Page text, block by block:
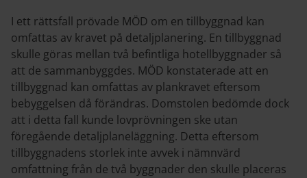
I ett rättsfall prövade MÖD om en tillbyggnad kan
omfattas av kravet på detaljplanering. En tillbyggnad
skulle göras mellan två befintliga hotellbyggnader så
att de sammanbyggdes. MÖD konstaterade att en
tillbyggnad kan omfattas av plankravet eftersom
bebyggelsen då förändras. Domstolen bedömde dock
att i detta fall kunde lovprövningen ske utan
föregående detaljplaneläggning. Detta eftersom
tillbyggnadens storlek inte avvek i nämnvärd
omfattning från de två byggnader den skulle placeras